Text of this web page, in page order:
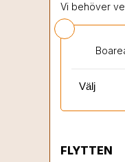
Vi behöver
FLYTTEN